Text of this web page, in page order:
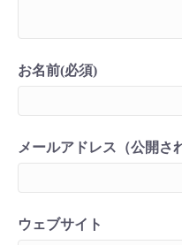
お名前(必須)
メールアドレス（公開さ
ウェブサイト